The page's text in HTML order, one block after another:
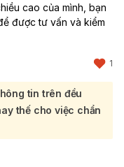
cao của mình, bạn
được tư vấn và kiểm
1
tin trên đều
thế cho việc chẩn